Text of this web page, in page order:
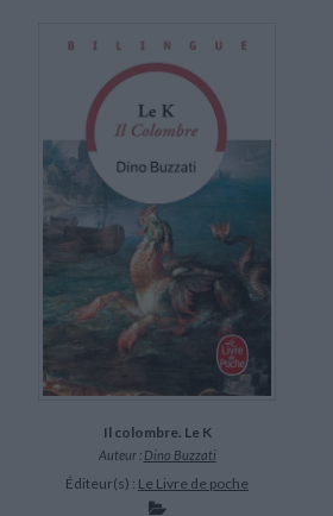
Il colombre. Le K
Auteur : Dino Buzzati
Éditeur(s) : Le Livre de poche